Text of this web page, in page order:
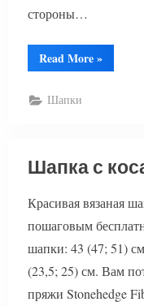
стороны…
Read More“Шапка
снуд”
»
Шапки
Шапка с
Красивая вязаная
пошаговым
шапки: 43 (47; 51)
(23,5; 25) см. Вам
пряжи Stonehedge